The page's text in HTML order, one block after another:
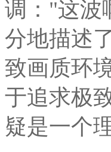
调："这波
分地描述
致画质环
于追求极
疑是一个